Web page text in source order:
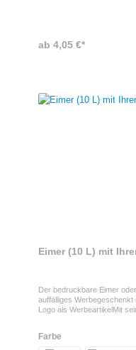
ab 4,05 €*
Eimer (10 L) mit
Der bedruckbare Eimer
auffälliges
Logo als WerbeartikelMit
von 10 Litern und einen
Farbe